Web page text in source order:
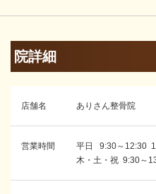
院詳細
店舗名 ありさん整骨院
営業時間
平日 9:30～12:30
木・土・祝 9:30～